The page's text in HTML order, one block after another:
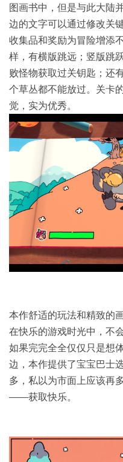
图画书中，但是与此大陆
边的文字可以通过修改关
收集品和奖励为冒险增添
样，有横版跳远；竖版跳
败怪物获取过关钥匙；还
个草丛都不能放过。关卡
觉，实为优秀。
本作舒适的玩法和精致的
在快乐的游戏时光中，不
如果完完全全仅仅只是想
边，本作提供了宝宝巴士
多，私以为市面上应该再
——获取快乐。